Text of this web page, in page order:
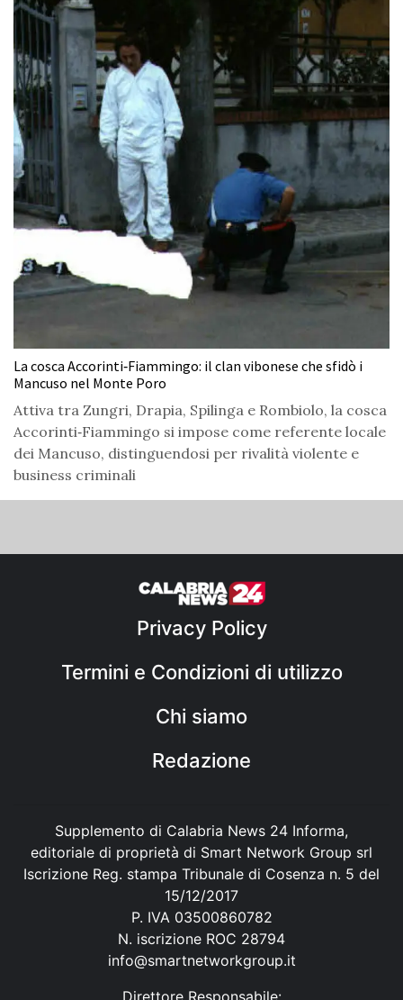
La cosca Accorinti‑Fiammingo: il clan vibonese che sfidò i
Mancuso nel Monte Poro
Attiva tra Zungri, Drapia, Spilinga e Rombiolo, la cosca
Accorinti‑Fiammingo si impose come referente locale
dei Mancuso, distinguendosi per rivalità violente e
business criminali
Privacy Policy
Termini e Condizioni di utilizzo
Chi siamo
Redazione
Supplemento di Calabria News 24 Informa,
editoriale di proprietà di Smart Network Group srl
Iscrizione Reg. stampa Tribunale di Cosenza n. 5 del
15/12/2017
P. IVA 03500860782
N. iscrizione ROC 28794
info@smartnetworkgroup.it
Direttore Responsabile: